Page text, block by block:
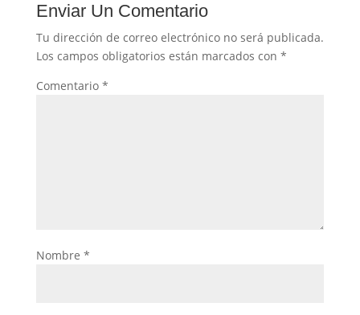
Enviar Un Comentario
Tu dirección de correo electrónico no será publicada.
Los campos obligatorios están marcados con *
Comentario *
Nombre *